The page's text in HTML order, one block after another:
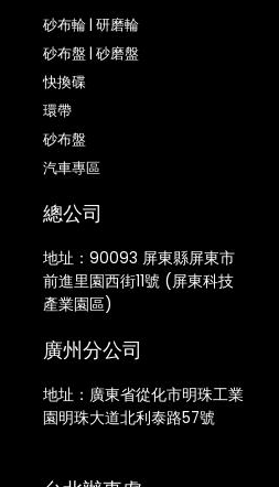
砂布輪 | 研磨輪
砂布盤 | 砂磨盤
快換碟
環帶
砂布盤
汽車專區
總公司
地址： 90093 屏東縣屏東市
前進里園西街11號 (屏東科技
產業園區)
廣州分公司
地址：廣東省從化市明珠工業
園明珠大道北利泰路57號